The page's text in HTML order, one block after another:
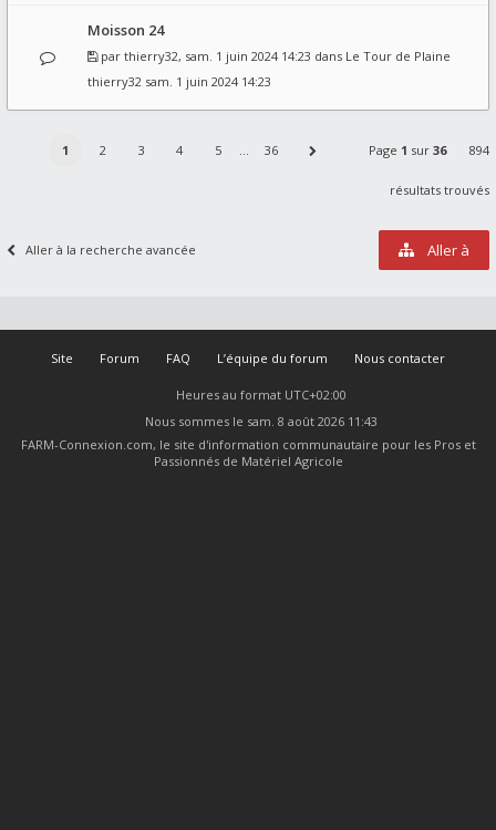
Moisson 24
par thierry32, sam. 1 juin 2024 14:23 dans Le Tour de Plaine
thierry32 sam. 1 juin 2024 14:23
1 2 3 4 5 … 36 Page 1 sur 36 894
résultats trouvés
Aller à la recherche avancée Aller à
Site Forum FAQ L’équipe du forum Nous contacter
Heures au format UTC+02:00
Nous sommes le sam. 8 août 2026 11:43
FARM-Connexion.com, le site d'information communautaire pour les Pros et
Passionnés de Matériel Agricole